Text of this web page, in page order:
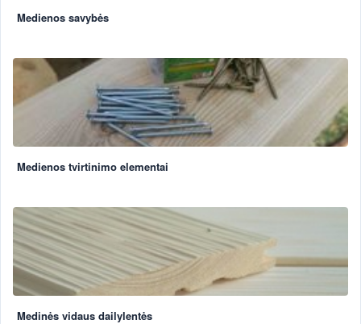
Medienos savybės
Medienos tvirtinimo elementai
Medinės vidaus dailylentės